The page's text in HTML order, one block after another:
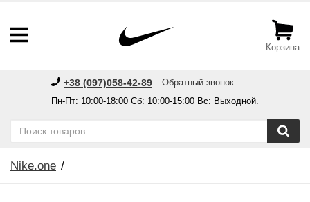
Корзина
+38 (097)058-42-89
Обратный звонок
Пн-Пт: 10:00-18:00 Сб: 10:00-15:00 Вс: Выходной.
Nike.one